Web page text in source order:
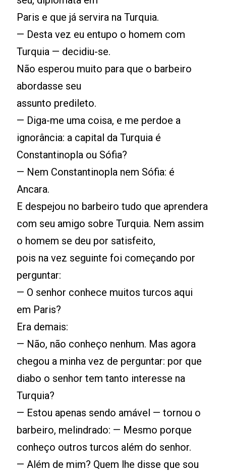
Paris e que já servira na Turquia.
— Desta vez eu entupo o homem com
Turquia — decidiu-se.
Não esperou muito para que o barbeiro
abordasse seu
assunto predileto.
— Diga-me uma coisa, e me perdoe a
ignorância: a capital da Turquia é
Constantinopla ou Sófia?
— Nem Constantinopla nem Sófia: é
Ancara.
E despejou no barbeiro tudo que aprendera
com seu amigo sobre Turquia. Nem assim
o homem se deu por satisfeito,
pois na vez seguinte foi começando por
perguntar:
— O senhor conhece muitos turcos aqui
em Paris?
Era demais:
— Não, não conheço nenhum. Mas agora
chegou a minha vez de perguntar: por que
diabo o senhor tem tanto interesse na
Turquia?
— Estou apenas sendo amável — tornou o
barbeiro, melindrado: — Mesmo porque
conheço outros turcos além do senhor.
— Além de mim? Quem lhe disse que sou